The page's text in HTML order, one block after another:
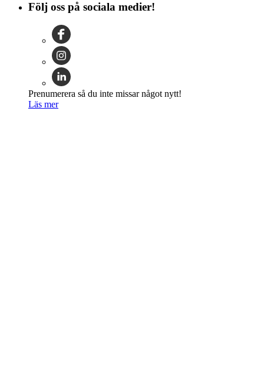
Följ oss på sociala medier!
Prenumerera så du inte missar något nytt!
Läs mer